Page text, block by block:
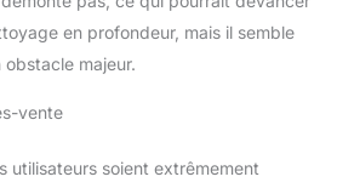
en profondeur, mais il semble
majeur.
vente
utilisateurs soient extrêmement